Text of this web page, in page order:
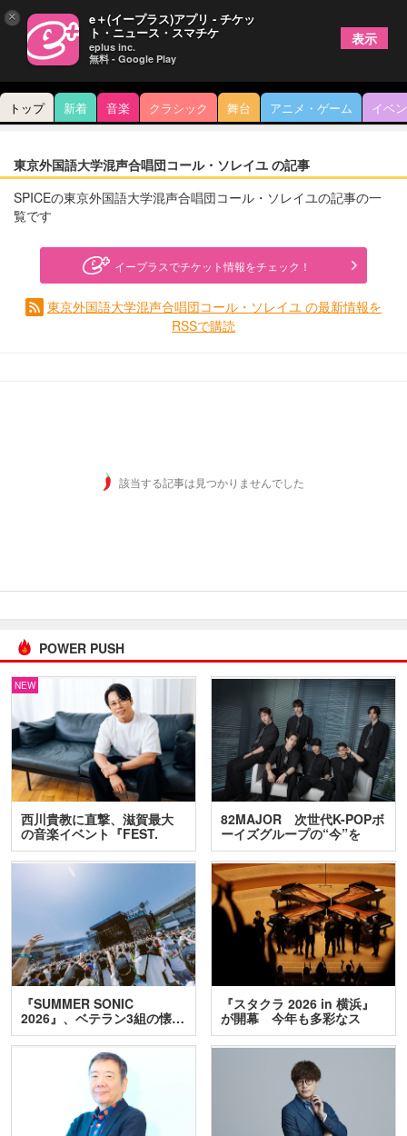
トップ 新着 音楽 クラシック 舞台 アニメ・ゲーム イベ
東京外国語大学混声合唱団コール・ソレイユ の記事
SPICEの東京外国語大学混声合唱団コール・ソレイユの記事の一
覧です
イープラスでチケット情報をチェック！
東京外国語大学混声合唱団コール・ソレイユ の最新情報を
RSSで購読
該当する記事は見つかりませんでした
POWER PUSH
NEW
西川貴教に直撃、滋賀最大
の音楽イベント『FEST.
INA…
82MAJOR 次世代K-POPボ
ーイズグループの“今”を
訊…
『SUMMER SONIC
2026』、ベテラン3組の懐…
『スタクラ 2026 in 横浜』
が開幕 今年も多彩なス
テ…
× e＋(イープラス)アプリ - チケッ
ト・ニュース・スマチケ
eplus inc.
無料 - Google Play
表示